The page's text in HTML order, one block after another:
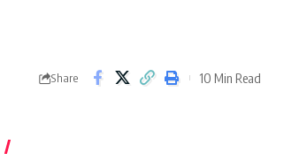
Share 10 Min Read